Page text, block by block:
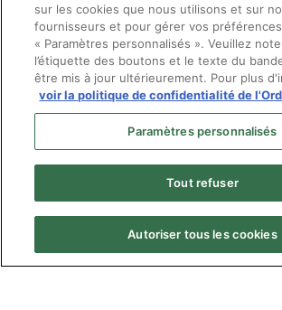
Menu
© Ordre des optométristes du Québec
sur les cookies que nous utilisons et sur
fournisseurs et pour gérer vos
« Paramètres personnalisés ». Veuillez
l’étiquette des boutons et le texte du
être mis à jour ultérieurement. Pour plus
voir la politique de confidentialité de
Paramètres personnalisés
Tout refuser
Autoriser tous les cookies